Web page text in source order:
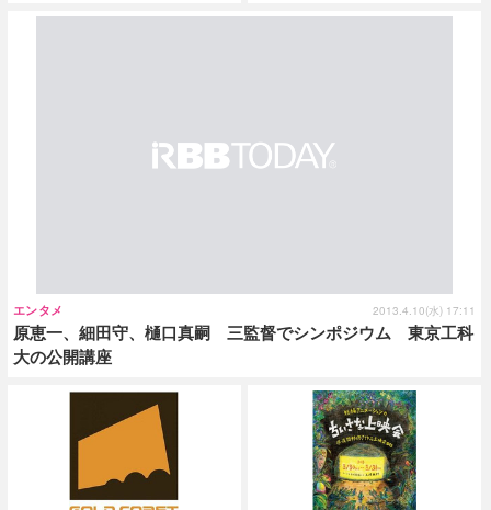
原恵一、細田守、樋口真嗣 三監督でシンポジウム 東京工科
大の公開講座
エンタメ 2013.4.10(水) 17:11